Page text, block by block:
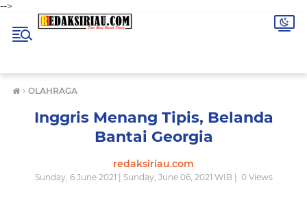
-->
› OLAHRAGA
Inggris Menang Tipis, Belanda
Bantai Georgia
redaksiriau.com
Sunday, 6 June 2021 | Sunday, June 06, 2021 WIB | 0Views